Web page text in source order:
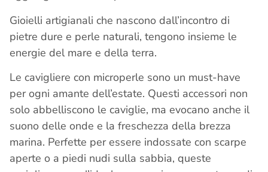
Gioielli artigianali che nascono dall’incontro di
pietre dure e perle naturali, tengono insieme le
energie del mare e della terra.
Le cavigliere con microperle sono un must-have
per ogni amante dell’estate. Questi accessori non
solo abbelliscono le caviglie, ma evocano anche il
suono delle onde e la freschezza della brezza
marina. Perfette per essere indossate con scarpe
aperte o a piedi nudi sulla sabbia, queste